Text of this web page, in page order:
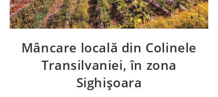
Mâncare locală din Colinele
Transilvaniei, în zona
Sighișoara